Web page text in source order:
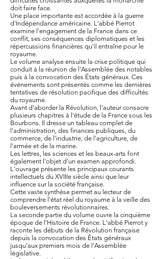
doit faire face.
Une place importante est accordée à la guerre
d'Indépendance américaine. L'abbé Pierrot
examine l'engagement de la France dans ce
conflit, ses conséquences diplomatiques et les
répercussions financières qu'il entraîne pour le
royaume.
Le volume analyse ensuite la crise politique qui
conduit à la réunion de l'Assemblée des notables
puis à la convocation des États généraux. Ces
événements sont présentés comme les dernières
tentatives de résolution pacifique des difficultés
du royaume.
Avant d'aborder la Révolution, l'auteur consacre
plusieurs chapitres à l'étude de la France sous les
Bourbons. Il dresse un tableau complet de
l'administration, des finances publiques, du
commerce, de l'industrie, de l'agriculture, de
l'armée et de la marine.
Les lettres, les sciences et les beaux-arts font
également l'objet d'un examen approfondi.
L'ouvrage présente les principaux courants
intellectuels du XVIIIe siècle ainsi que leur
influence sur la société française.
Cette vaste synthèse permet au lecteur de
comprendre l'état réel du royaume à la veille des
bouleversements révolutionnaires.
La seconde partie du volume ouvre la cinquième
époque de l'Histoire de France. L'abbé Pierrot y
raconte les débuts de la Révolution française
depuis la convocation des États généraux
jusqu'aux premiers mois de l'Assemblée
législative.